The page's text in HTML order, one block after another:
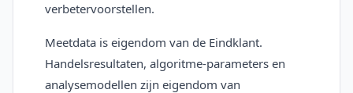
verbetervoorstellen.
Meetdata is eigendom van de Eindklant.
Handelsresultaten, algoritme-parameters en
analysemodellen zijn eigendom van